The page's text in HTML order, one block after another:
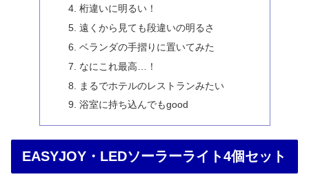
桁違いに明るい！
遠くから見ても段違いの明るさ
ベランダの手摺りに置いてみた
なにこれ最高…！
まるでホテルのレストランみたい
浴室に持ち込んでもgood
EASYJOY・LEDソーラーライト4個セット